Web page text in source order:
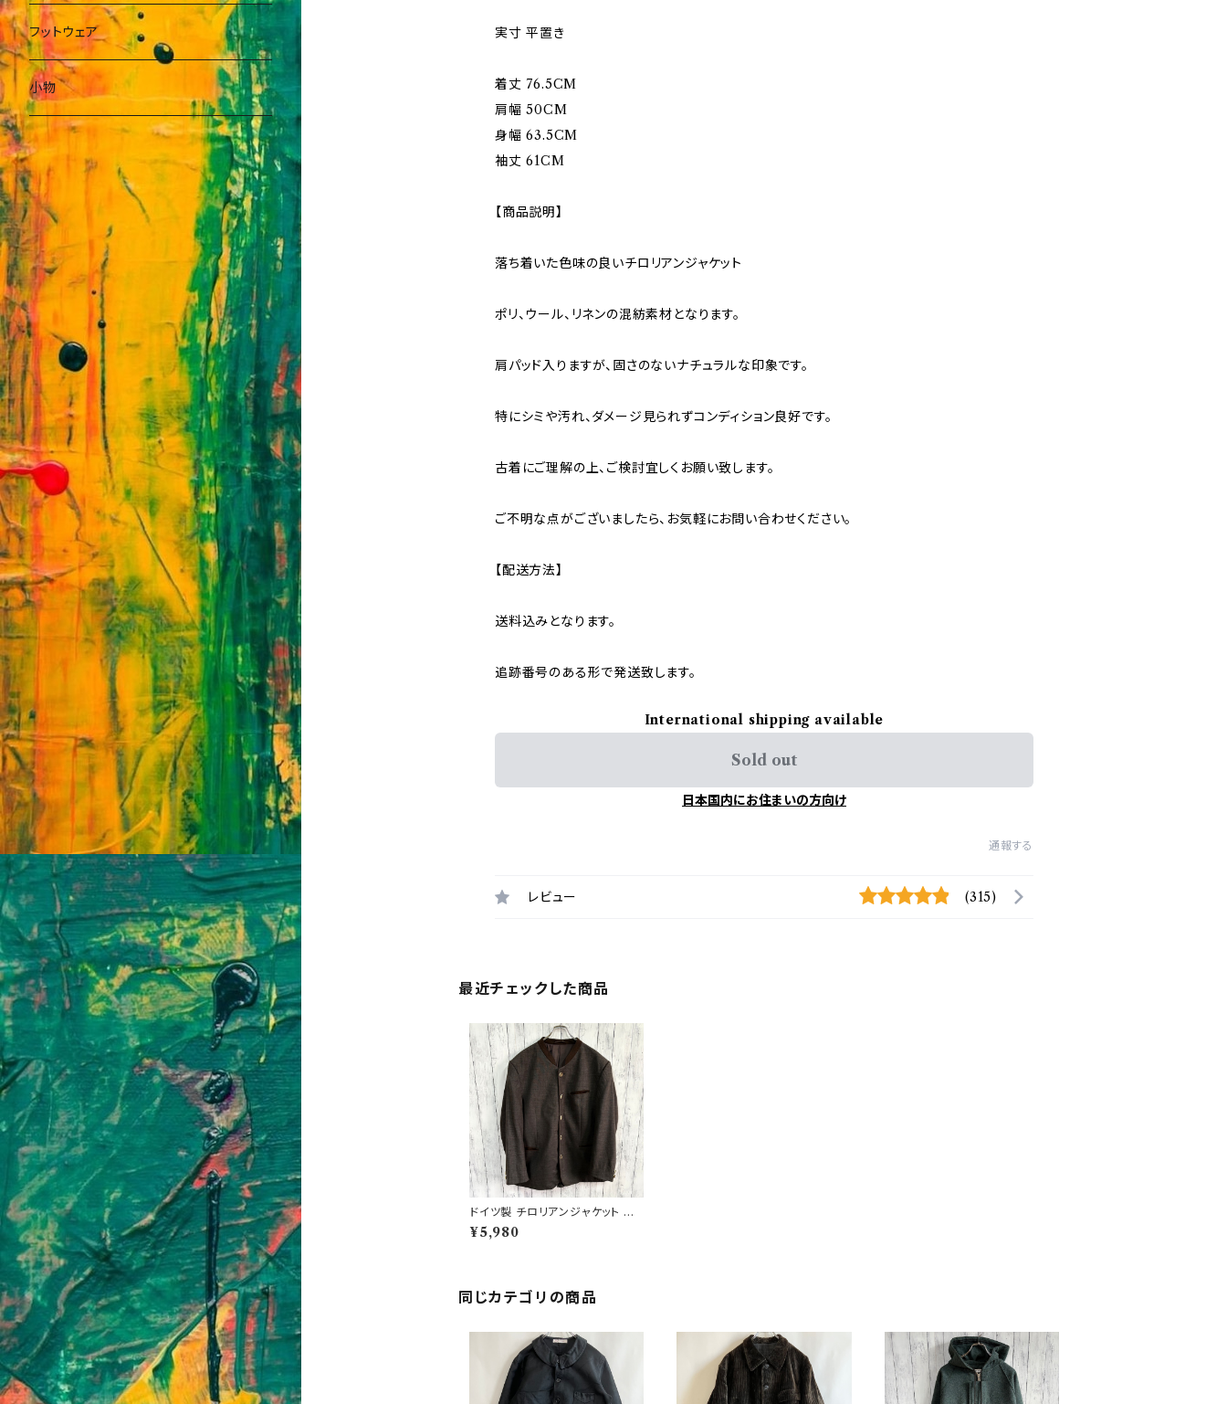
実寸 平置き
着丈 76.5CM
肩幅 50CM
身幅 63.5CM
袖丈 61CM
【商品説明】
落ち着いた色味の良いチロリアンジャケット
ポリ、ウール、リネンの混紡素材となります。
肩パッド入りますが、固さのないナチュラルな印象です。
特にシミや汚れ、ダメージ見られずコンディション良好です。
古着にご理解の上、ご検討宜しくお願い致します。
ご不明な点がございましたら、お気軽にお問い合わせください。
【配送方法】
送料込みとなります。
追跡番号のある形で発送致します。
International shipping available
Sold out
日本国内にお住まいの方向け
通報する
レビュー (315)
最近チェックした商品
ドイツ製 チロリアンジャケット テ
ーラードジャケット ヨーロッパ古着
¥5,980
同じカテゴリの商品
フットウェア
小物